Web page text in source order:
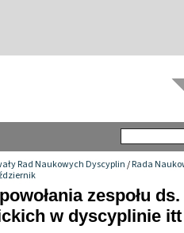
Rad Naukowych Dyscyplin/Rada
zespołu
w dyscyplinie itt